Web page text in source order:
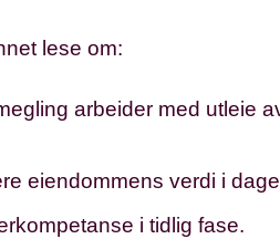
lese om:
arbeider med utleie
eiendommens verdi i
i tidlig fase.